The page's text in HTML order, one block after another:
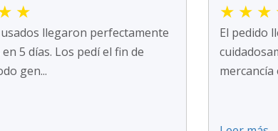
★
llegaron perfectamente
5 días. Los pedí el fin de
gen...
★ ★ ★
El pedido
mercancía